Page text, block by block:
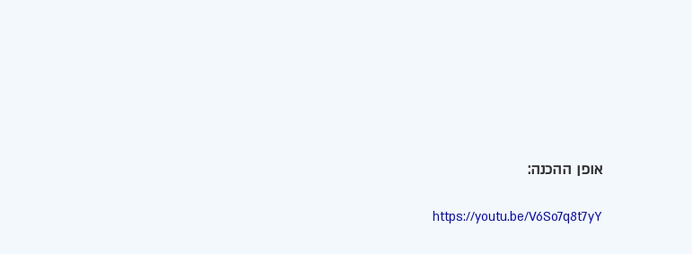
אופן ההכנה:
https://youtu.be/V6So7q8t7yY